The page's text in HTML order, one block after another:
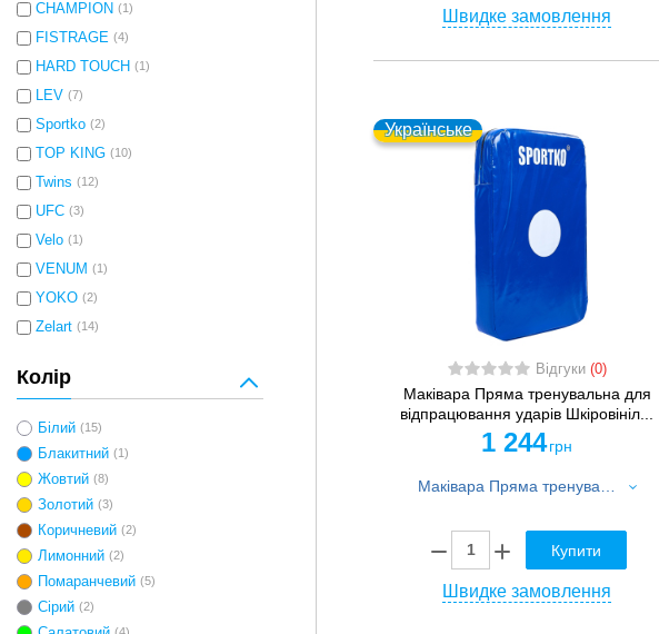
CHAMPION (1)
FISTRAGE (4)
HARD TOUCH (1)
LEV (7)
Sportko (2)
TOP KING (10)
Twins (12)
UFC (3)
Velo (1)
VENUM (1)
YOKO (2)
Zelart (14)
Колір
Білий (15)
Блакитний (1)
Жовтий (8)
Золотий (3)
Коричневий (2)
Лимонний (2)
Помаранчевий (5)
Сірий (2)
Швидке замовлення
Українське
Відгуки (0)
Маківара Пряма тренувальна для
відпрацювання ударів Шкіровініл...
1 244 грн
Купити
Швидке замовлення